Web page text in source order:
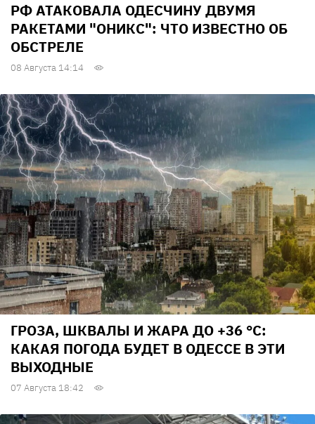
РФ АТАКОВАЛА ОДЕСЧИНУ ДВУМЯ
РАКЕТАМИ "ОНИКС": ЧТО ИЗВЕСТНО ОБ
ОБСТРЕЛЕ
08 Августа 14:14
ГРОЗА, ШКВАЛЫ И ЖАРА ДО +36 °С:
КАКАЯ ПОГОДА БУДЕТ В ОДЕССЕ В ЭТИ
ВЫХОДНЫЕ
07 Августа 18:42